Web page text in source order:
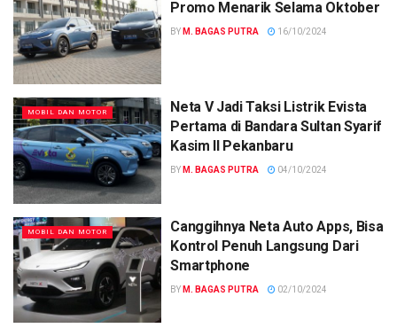
Promo Menarik Selama Oktober
BY M. BAGAS PUTRA 16/10/2024
MOBIL DAN MOTOR
Neta V Jadi Taksi Listrik Evista
Pertama di Bandara Sultan Syarif
Kasim II Pekanbaru
BY M. BAGAS PUTRA 04/10/2024
MOBIL DAN MOTOR
Canggihnya Neta Auto Apps, Bisa
Kontrol Penuh Langsung Dari
Smartphone
BY M. BAGAS PUTRA 02/10/2024